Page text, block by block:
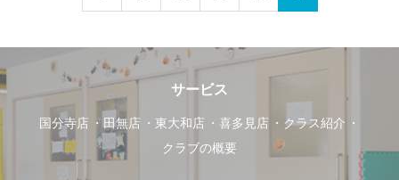
サービス
国分寺店 田無店 東大和店 喜多見店
クラス紹介
クラブの概要